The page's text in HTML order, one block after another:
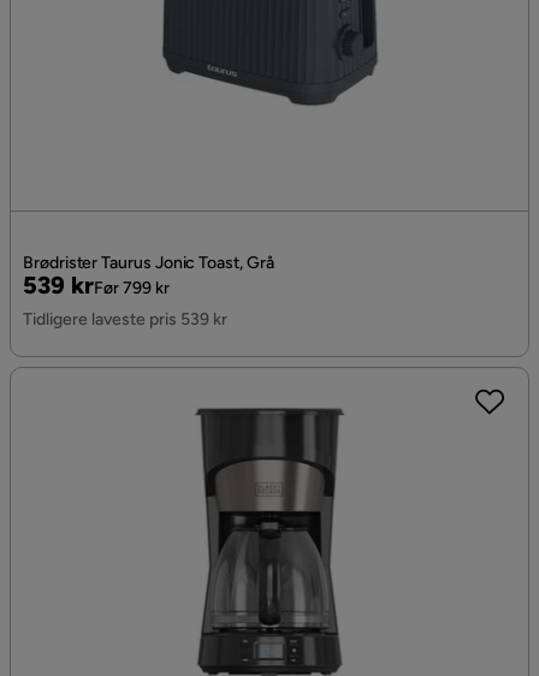
Brødrister Taurus Jonic Toast, Grå
Pris
539 kr
Original
Pris
Før 799 kr
Tidligere laveste pris 539 kr